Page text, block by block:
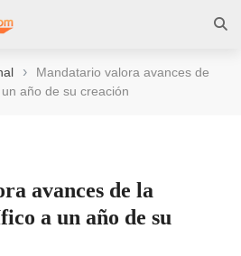
›
Mandatario valora avances de
año de su creación
avances de la
a un año de su